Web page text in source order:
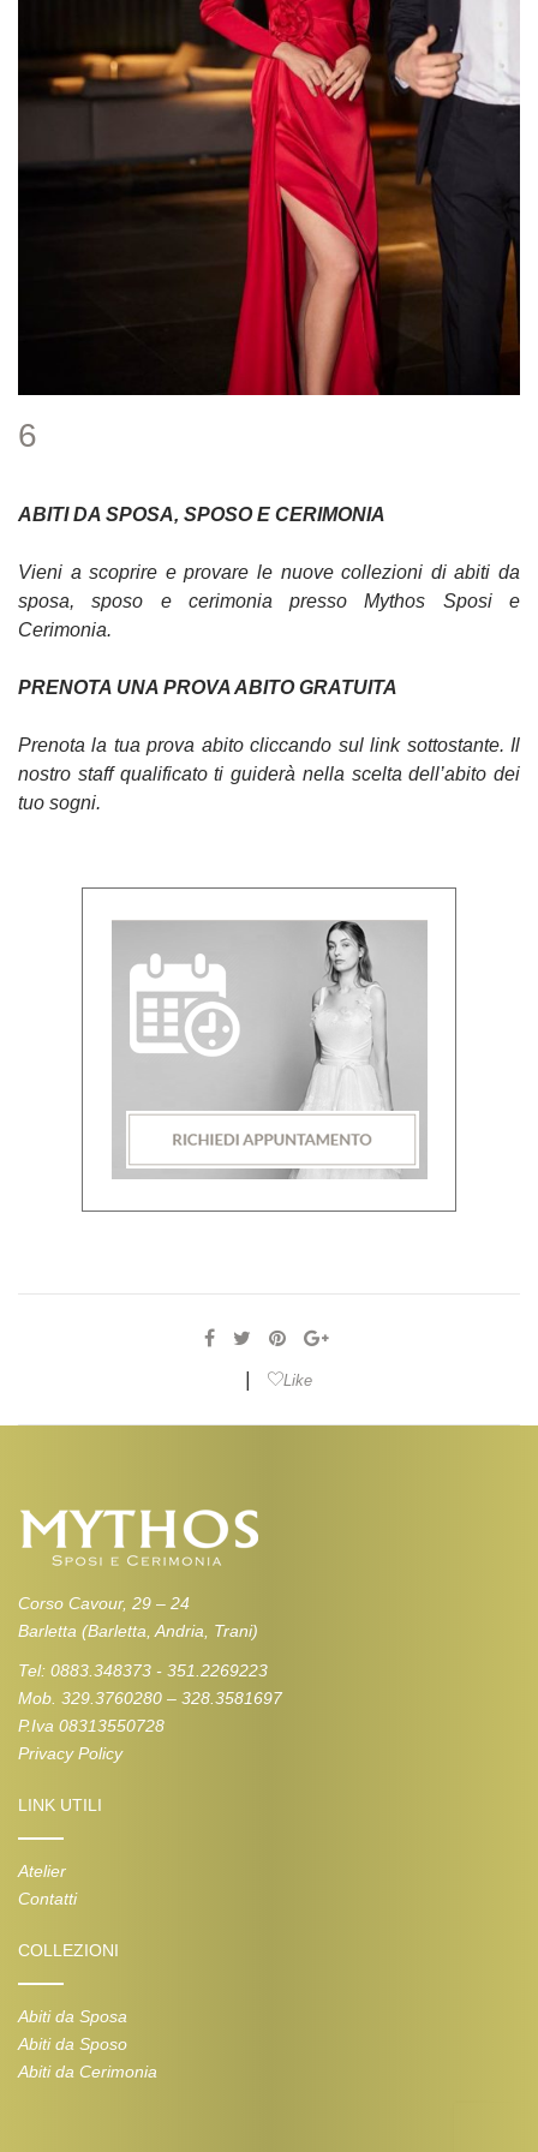
6
ABITI DA SPOSA, SPOSO E CERIMONIA
Vieni a scoprire e provare le nuove collezioni di abiti da
sposa, sposo e cerimonia presso Mythos Sposi e
Cerimonia.
PRENOTA UNA PROVA ABITO GRATUITA
Prenota la tua prova abito cliccando sul link sottostante. Il
nostro staff qualificato ti guiderà nella scelta dell’abito dei
tuo sogni.
Like
Corso Cavour, 29 – 24
Barletta (Barletta, Andria, Trani)
Tel: 0883.348373 - 351.2269223
Mob. 329.3760280 – 328.3581697
P.Iva 08313550728
Privacy Policy
LINK UTILI
Atelier
Contatti
COLLEZIONI
Abiti da Sposa
Abiti da Sposo
Abiti da Cerimonia